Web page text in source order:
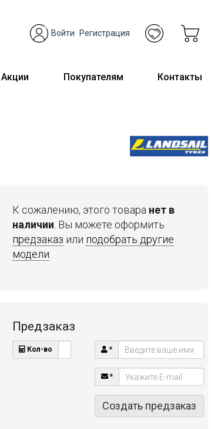
Войти Регистрация
Акции Покупателям Контакты
К сожалению, этого товара нет в
наличии . Вы можете оформить
предзаказ или подобрать другие
модели
Предзаказ
Кол-во *
*
Создать предзаказ